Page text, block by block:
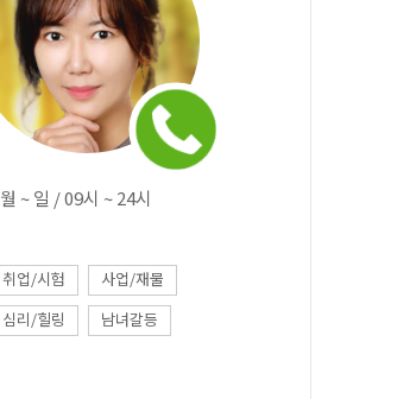
월 ~ 일 / 09시 ~ 24시
취업/시험
사업/재물
심리/힐링 남녀갈등